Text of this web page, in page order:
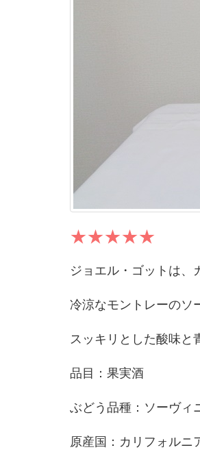
ジョエル・ゴットは、
冷涼なモントレーのソ
スッキリとした酸味と
品目：果実酒
ぶどう品種：ソーヴィ
原産国：カリフォルニ